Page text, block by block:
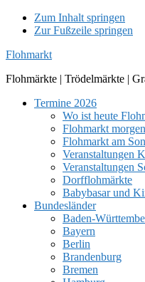
Zum Inhalt springen
Zur Fußzeile springen
Flohmarkt
Flohmärkte | Trödelmärkte |
Termine 2026
Wo ist heute
Flohmarkt
Flohmarkt am
Veranstaltungen
Veranstaltungen
Dorfflohmärkte
Babybasar und
Bundesländer
Baden-
Bayern
Berlin
Brandenburg
Bremen